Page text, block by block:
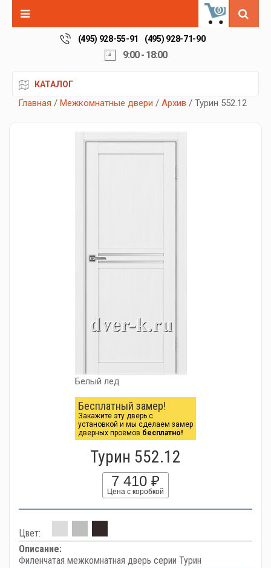
0
(495) 928-55-91 (495) 928-71-90
9:00 - 18:00
КАТАЛОГ
Главная / Межкомнатные двери / Архив / Турин 552.12
Белый лед
Бесплатный замер!
Закажите эту дверь с
установкой и мы сделаем замер
дверных проёмов бесплатно!
Турин 552.12
7 410 ₽
Цена с коробкой
Цвет:
Описание:
Филенчатая межкомнатная дверь серии Турин